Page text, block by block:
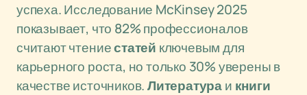
успеха. Исследование McKinsey 2025
показывает, что 82% профессионалов
считают чтениестатей ключевым для
карьерного роста, но только 30% уверены в
качестве источников.Литератураи книги